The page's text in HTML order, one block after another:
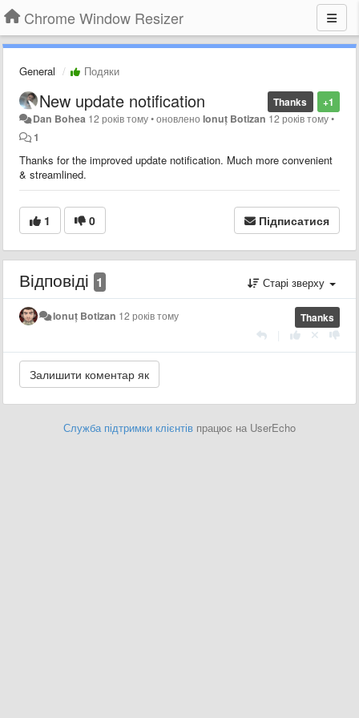
Chrome Window Resizer
General Подяки
+1
Thanks
New update notification
Dan Bohea 12 років тому•оновленоIonuț Botizan 12 років тому•
1
Thanks for the improved update notification. Much more convenient
& streamlined.
1 0 Підписатися
Відповіді 1 Старі зверху
Thanks
Ionuț Botizan 12 років тому
Служба підтримки клієнтів працює на UserEcho